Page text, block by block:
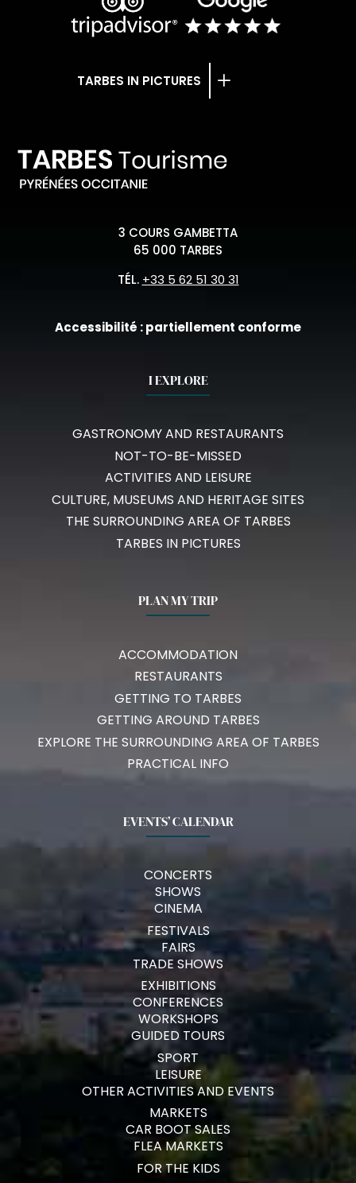
TARBES IN PICTURES
3 COURS GAMBETTA
65 000 TARBES
TÉL. +33 5 62 51 30 31
Accessibilité : partiellement conforme
I EXPLORE
GASTRONOMY AND RESTAURANTS
NOT-TO-BE-MISSED
ACTIVITIES AND LEISURE
CULTURE, MUSEUMS AND HERITAGE SITES
THE SURROUNDING AREA OF TARBES
TARBES IN PICTURES
PLAN MY TRIP
ACCOMMODATION
RESTAURANTS
GETTING TO TARBES
GETTING AROUND TARBES
EXPLORE THE SURROUNDING AREA OF TARBES
PRACTICAL INFO
EVENTS’ CALENDAR
CONCERTS
SHOWS
CINEMA
FESTIVALS
FAIRS
TRADE SHOWS
EXHIBITIONS
CONFERENCES
WORKSHOPS
GUIDED TOURS
SPORT
LEISURE
OTHER ACTIVITIES AND EVENTS
MARKETS
CAR BOOT SALES
FLEA MARKETS
FOR THE KIDS